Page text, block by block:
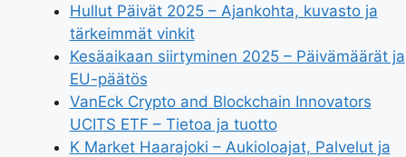
Hullut Päivät 2025 – Ajankohta, kuvasto ja
tärkeimmät vinkit
Kesäaikaan siirtyminen 2025 – Päivämäärät ja
EU-päätös
VanEck Crypto and Blockchain Innovators
UCITS ETF – Tietoa ja tuotto
K Market Haarajoki – Aukioloajat, Palvelut ja